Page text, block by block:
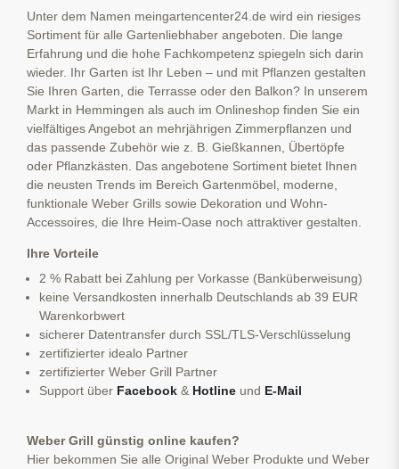
Unter dem Namen meingartencenter24.de wird ein riesiges
Sortiment für alle Gartenliebhaber angeboten. Die lange
Erfahrung und die hohe Fachkompetenz spiegeln sich darin
wieder. Ihr Garten ist Ihr Leben – und mit Pflanzen gestalten
Sie Ihren Garten, die Terrasse oder den Balkon? In unserem
Markt in Hemmingen als auch im Onlineshop finden Sie ein
vielfältiges Angebot an mehrjährigen Zimmerpflanzen und
das passende Zubehör wie z. B. Gießkannen, Übertöpfe
oder Pflanzkästen. Das angebotene Sortiment bietet Ihnen
die neusten Trends im Bereich Gartenmöbel, moderne,
funktionale Weber Grills sowie Dekoration und Wohn-
Accessoires, die Ihre Heim-Oase noch attraktiver gestalten.
Ihre Vorteile
2 % Rabatt bei Zahlung per Vorkasse (Banküberweisung)
keine Versandkosten innerhalb Deutschlands ab 39 EUR
Warenkorbwert
sicherer Datentransfer durch SSL/TLS-Verschlüsselung
zertifizierter idealo Partner
zertifizierter Weber Grill Partner
Support über Facebook & Hotline und E-Mail
Weber Grill günstig online kaufen?
Hier bekommen Sie alle Original Weber Produkte und Weber